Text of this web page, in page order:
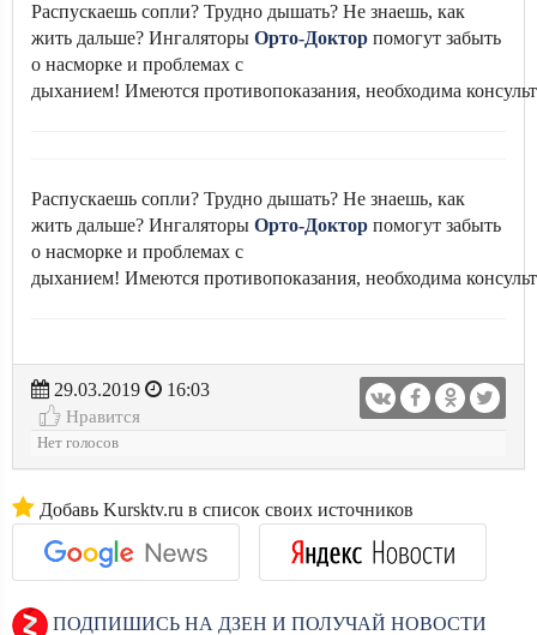
Распускаешь сопли? Трудно дышать? Не знаешь, как
жить дальше? Ингаляторы Орто-Доктор помогут забыть
о насморке и проблемах с
дыханием! Имеются противопоказания, необходима
Распускаешь сопли? Трудно дышать? Не знаешь, как
жить дальше? Ингаляторы Орто-Доктор помогут забыть
о насморке и проблемах с
дыханием! Имеются противопоказания, необходима
29.03.2019
16:03
Нравится
Нет голосов
Добавь Kursktv.ru в список своих источников
ПОДПИШИСЬ НА ДЗЕН И ПОЛУЧАЙ НОВОСТИ